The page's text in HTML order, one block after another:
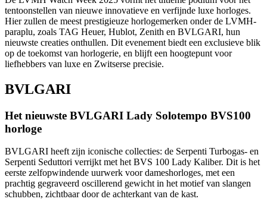
tentoonstellen van nieuwe innovatieve en verfijnde luxe horloges.
Hier zullen de meest prestigieuze horlogemerken onder de LVMH-
paraplu, zoals TAG Heuer, Hublot, Zenith en BVLGARI, hun
nieuwste creaties onthullen. Dit evenement biedt een exclusieve blik
op de toekomst van horlogerie, en blijft een hoogtepunt voor
liefhebbers van luxe en Zwitserse precisie.
BVLGARI
Het nieuwste BVLGARI Lady Solotempo BVS100
horloge
BVLGARI heeft zijn iconische collecties: de Serpenti Turbogas- en
Serpenti Seduttori verrijkt met het BVS 100 Lady Kaliber. Dit is het
eerste zelfopwindende uurwerk voor dameshorloges, met een
prachtig gegraveerd oscillerend gewicht in het motief van slangen
schubben, zichtbaar door de achterkant van de kast.